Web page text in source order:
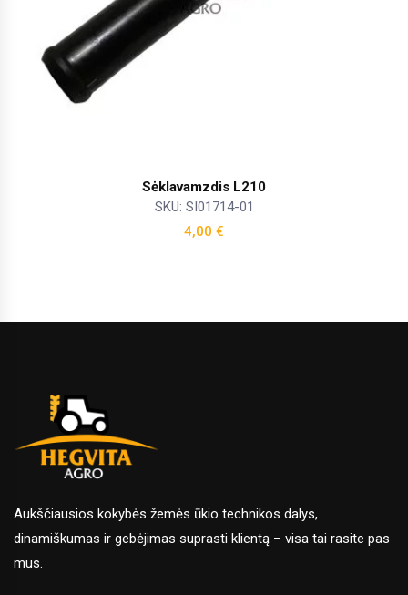
Sėklavamzdis L210
SKU: SI01714-01
4,00 €
Aukščiausios kokybės žemės ūkio technikos dalys,
dinamiškumas ir gebėjimas suprasti klientą – visa tai rasite pas
mus.